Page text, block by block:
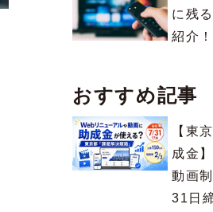
に残
紹介！
おすすめ記事
【東
成金
動画
31日